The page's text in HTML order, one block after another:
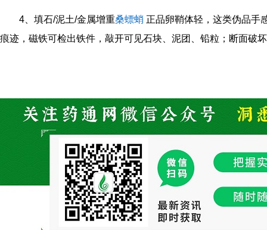
4、填石/泥土/金属增重桑螵蛸 正品卵鞘体轻，这类伪品手
痕迹，磁铁可检出铁件，敲开可见石块、泥团、铅粒；断面破